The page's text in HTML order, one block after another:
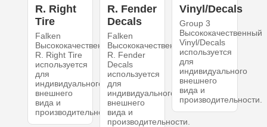
R. Right
Tire
Falken
Высококачественный
R. Right Tire
используется
для
индивидуального
внешнего
вида и
производительности.
R. Fender
Decals
Falken
Высококачественный
R. Fender
Decals
используется
для
индивидуального
внешнего
вида и
производительности.
Vinyl/Decals
Group 3
Высококачественный
Vinyl/Decals
используется
для
индивидуального
внешнего
вида и
производительности.